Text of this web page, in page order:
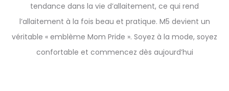
tendance dans la vie d’allaitement, ce qui rend
l’allaitement à la fois beau et pratique. M5 devient un
véritable « emblème Mom Pride ». Soyez à la mode, soyez
confortable et commencez dès aujourd’hui